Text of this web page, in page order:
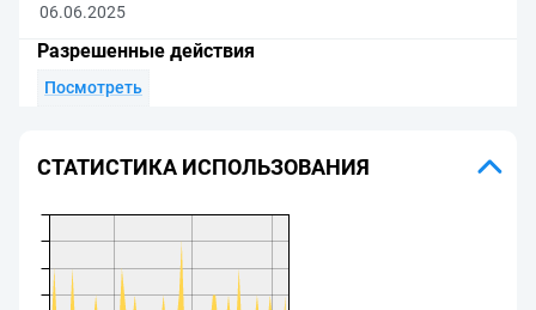
06.06.2025
Разрешенные действия
Посмотреть
СТАТИСТИКА ИСПОЛЬЗОВАНИЯ